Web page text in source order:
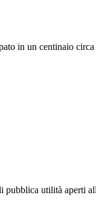
in un centinaio circa
pubblica utilità aperti